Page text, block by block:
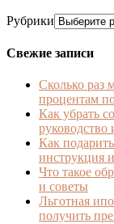
Рубрики
Свежие записи
Сколько раз
процентам
Как убрать
руководство
Как
инструкция
Что такое
и советы
Льготная
получить